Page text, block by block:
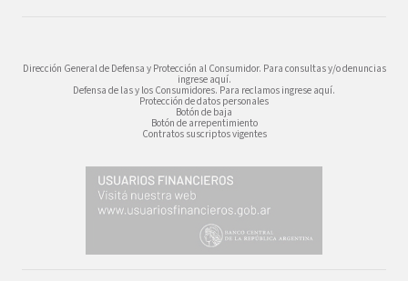
Dirección General de Defensa y Protección al Consumidor. Para consultas y/o denuncias
ingrese aquí.
Defensa de las y los Consumidores. Para reclamos ingrese aquí.
Protección de datos personales
Botón de baja
Botón de arrepentimiento
Contratos suscriptos vigentes